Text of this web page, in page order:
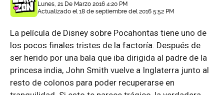
Lunes, 21 De Marzo 2016 4:20 PM
Actualizado el 18 de septiembre del 2016 5:52 PM
La película de Disney sobre Pocahontas tiene uno de
los pocos finales tristes de la factoría. Después de
ser herido por una bala que iba dirigida al padre de la
princesa india, John Smith vuelve a Inglaterra junto al
resto de colonos para poder recuperarse en